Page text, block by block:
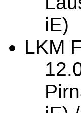
iE)
LKM